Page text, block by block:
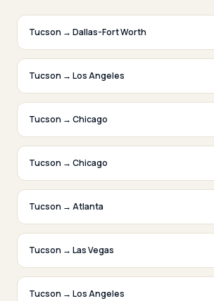
Tucson → Dallas-Fort Worth
Tucson → Los Angeles
Tucson → Chicago
Tucson → Chicago
Tucson → Atlanta
Tucson → Las Vegas
Tucson → Los Angeles